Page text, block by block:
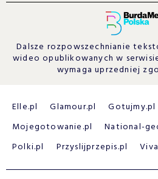
Dalsze rozpowszechnianie
wideo opublikowanych w
wymaga uprzedniej
Elle.pl Glamour.pl Gotujmy.pl
Mojegotowanie.pl
National-
Polki.pl
Przyslijprzepis.pl